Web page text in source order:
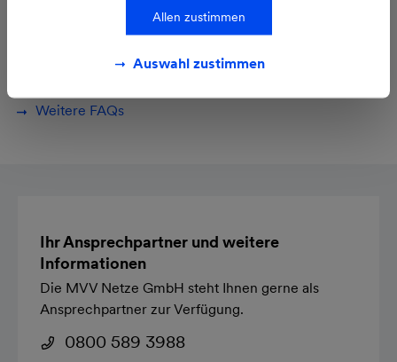
Allen zustimmen
Auswahl zustimmen
An wen kann ich mich wenden, wenn ich Fragen
Weitere FAQs
Ihr Ansprechpartner und weitere
Informationen
Die MVV Netze GmbH steht Ihnen gerne als
Ansprechpartner zur Verfügung.
0800 589 3988